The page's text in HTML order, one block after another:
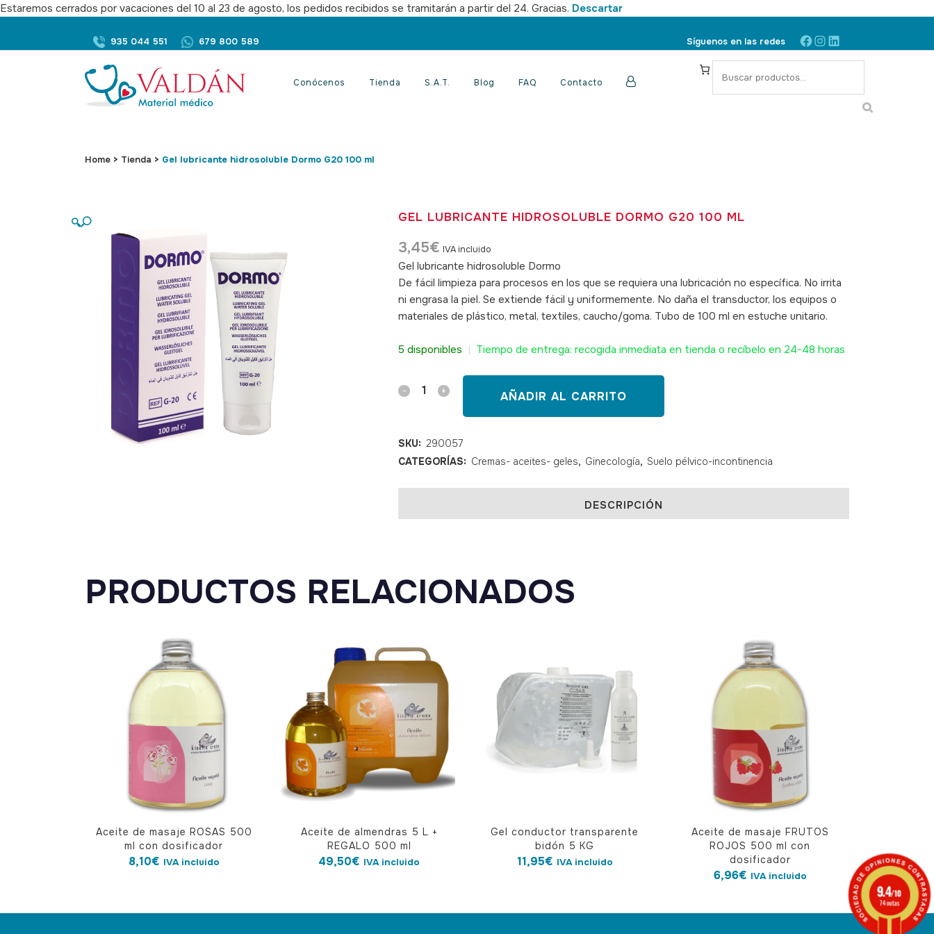
Estaremos cerrados por vacaciones del 10 al 23 de agosto, los pedidos recibidos se tramitarán a partir del 24. Gracias. Descartar
935 044 551 679 800 589 Síguenos en las redes Facebook
Instagram
LinkedIn
S
Conócenos Tienda S.A.T. Blog FAQ Contacto
Home > Tienda > Gel lubricante hidrosoluble Dormo G20 100 ml
🔍 GEL LUBRICANTE HIDROSOLUBLE DORMO G20 100 ML
3,45€ IVA incluido
Gel lubricante hidrosoluble Dormo
De fácil limpieza para procesos en los que se requiera una lubricación no específica. No irrita
ni engrasa la piel. Se extiende fácil y uniformemente. No daña el transductor, los equipos o
materiales de plástico, metal, textiles, caucho/goma. Tubo de 100 ml en estuche unitario.
5 disponibles Tiempo de entrega: recogida inmediata en tienda o recíbelo en 24-48 horas
Gel
hidrosoluble
Dormo
100
AÑADIR AL CARRITO
SKU: 290057
CATEGORÍAS: Cremas- aceites- geles, Ginecología, Suelo pélvico-incontinencia
DESCRIPCIÓN
PRODUCTOS RELACIONADOS
Aceite de masaje ROSAS 500
ml con dosificador
8,10€ IVA incluido
Aceite de almendras 5 L +
REGALO 500 ml
49,50€ IVA incluido
Gel conductor transparente
bidón 5 KG
11,95€ IVA incluido
Aceite de masaje FRUTOS
ROJOS 500 ml con
dosificador
6,96€ IVA incluido
9.4/10
74 notas